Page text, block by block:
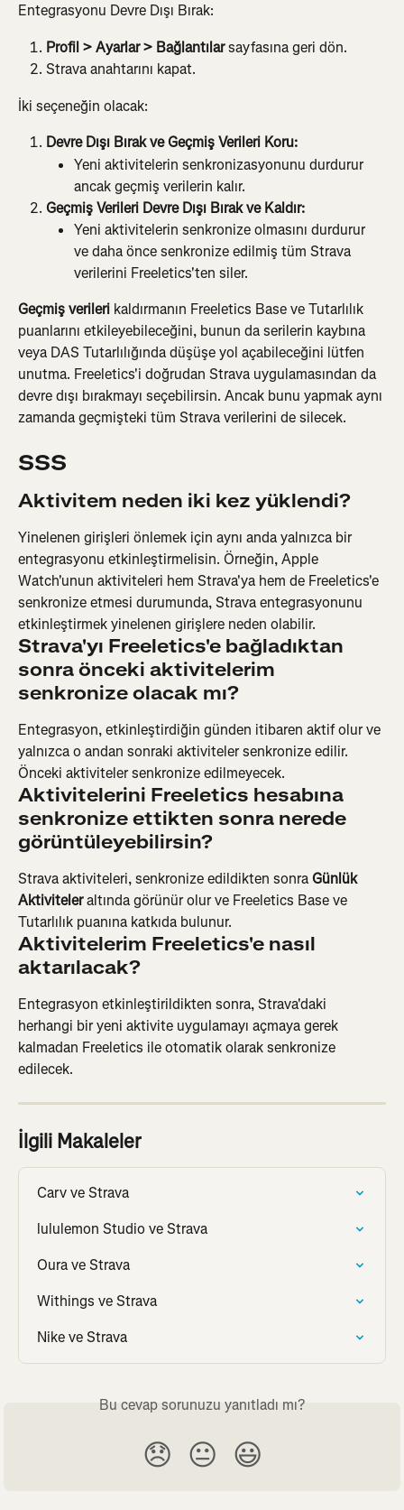
Entegrasyonu Devre Dışı Bırak:
Profil > Ayarlar > Bağlantılar sayfasına geri dön.
Strava anahtarını kapat.
İki seçeneğin olacak:
Devre Dışı Bırak ve Geçmiş Verileri Koru:
Yeni aktivitelerin senkronizasyonunu durdurur
ancak geçmiş verilerin kalır.
Geçmiş Verileri Devre Dışı Bırak ve Kaldır:
Yeni aktivitelerin senkronize olmasını durdurur
ve daha önce senkronize edilmiş tüm Strava
verilerini Freeletics'ten siler.
Geçmiş verileri kaldırmanın Freeletics Base ve Tutarlılık
puanlarını etkileyebileceğini, bunun da serilerin kaybına
veya DAS Tutarlılığında düşüşe yol açabileceğini lütfen
unutma. Freeletics'i doğrudan Strava uygulamasından da
devre dışı bırakmayı seçebilirsin. Ancak bunu yapmak aynı
zamanda geçmişteki tüm Strava verilerini de silecek.
SSS
Aktivitem neden iki kez yüklendi?
Yinelenen girişleri önlemek için aynı anda yalnızca bir
entegrasyonu etkinleştirmelisin. Örneğin, Apple
Watch'unun aktiviteleri hem Strava'ya hem de Freeletics'e
senkronize etmesi durumunda, Strava entegrasyonunu
etkinleştirmek yinelenen girişlere neden olabilir.
Strava'yı Freeletics'e bağladıktan
sonra önceki aktivitelerim
senkronize olacak mı?
Entegrasyon, etkinleştirdiğin günden itibaren aktif olur ve
yalnızca o andan sonraki aktiviteler senkronize edilir.
Önceki aktiviteler senkronize edilmeyecek.
Aktivitelerini Freeletics hesabına
senkronize ettikten sonra nerede
görüntüleyebilirsin?
Strava aktiviteleri, senkronize edildikten sonra Günlük
Aktiviteler altında görünür olur ve Freeletics Base ve
Tutarlılık puanına katkıda bulunur.
Aktivitelerim Freeletics'e nasıl
aktarılacak?
Entegrasyon etkinleştirildikten sonra, Strava'daki
herhangi bir yeni aktivite uygulamayı açmaya gerek
kalmadan Freeletics ile otomatik olarak senkronize
edilecek.
İlgili Makaleler
Carv ve Strava
lululemon Studio ve Strava
Oura ve Strava
Withings ve Strava
Nike ve Strava
Bu cevap sorunuzu yanıtladı mı?
😞 😐 😃